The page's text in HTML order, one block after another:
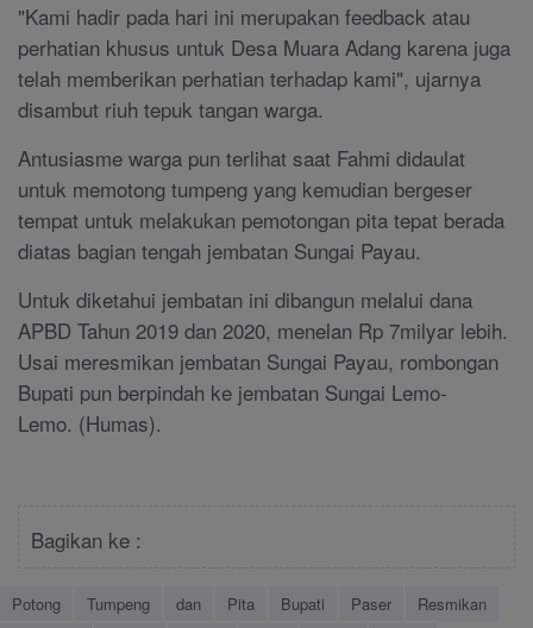
"Kami hadir pada hari ini merupakan feedback atau
perhatian khusus untuk Desa Muara Adang karena juga
telah memberikan perhatian terhadap kami", ujarnya
disambut riuh tepuk tangan warga.
Antusiasme warga pun terlihat saat Fahmi didaulat
untuk memotong tumpeng yang kemudian bergeser
tempat untuk melakukan pemotongan pita tepat berada
diatas bagian tengah jembatan Sungai Payau.
Untuk diketahui jembatan ini dibangun melalui dana
APBD Tahun 2019 dan 2020, menelan Rp 7milyar lebih.
Usai meresmikan jembatan Sungai Payau, rombongan
Bupati pun berpindah ke jembatan Sungai Lemo-
Lemo. (Humas).
Bagikan ke :
Potong Tumpeng dan Pita Bupati Paser
Resmikan